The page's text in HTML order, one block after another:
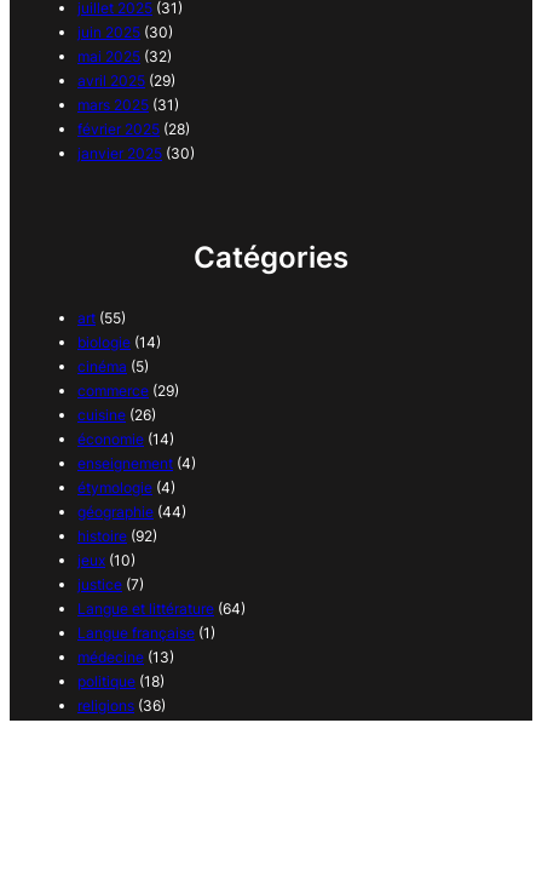
juillet 2025 (31)
juin 2025 (30)
mai 2025 (32)
avril 2025 (29)
mars 2025 (31)
février 2025 (28)
janvier 2025 (30)
Catégories
art (55)
biologie (14)
cinéma (5)
commerce (29)
cuisine (26)
économie (14)
enseignement (4)
étymologie (4)
géographie (44)
histoire (92)
jeux (10)
justice (7)
Langue et littérature (64)
Langue française (1)
médecine (13)
politique (18)
religions (36)